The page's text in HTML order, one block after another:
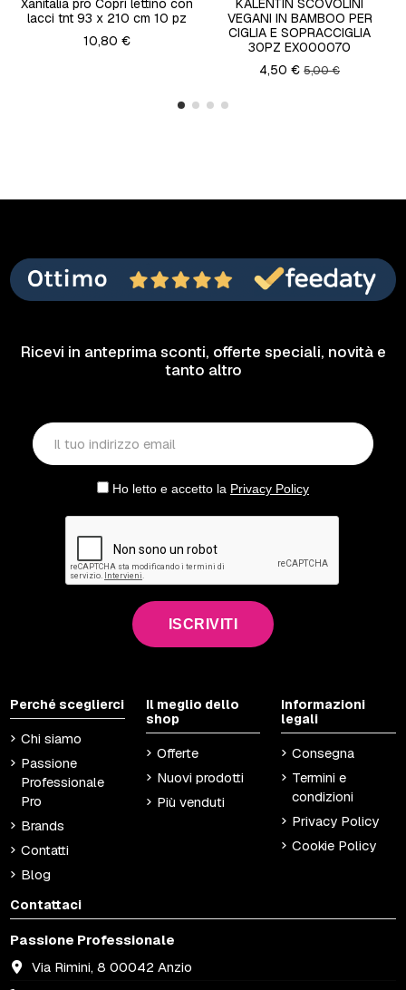
Xanitalia pro Copri lettino con
lacci tnt 93 x 210 cm 10 pz
10,80 €
KALENTIN SCOVOLINI
VEGANI IN BAMBOO PER
CIGLIA E SOPRACCIGLIA
30PZ EX000070
4,50 €5,00 €
Ricevi in anteprima sconti, offerte speciali, novità e
tanto altro
Ho letto e accetto la Privacy Policy
ISCRIVITI
Perché sceglierci
Chi siamo
Passione
Professionale
Pro
Brands
Contatti
Blog
Il meglio dello
shop
Offerte
Nuovi prodotti
Più venduti
Informazioni
legali
Consegna
Termini e
condizioni
Privacy Policy
Cookie Policy
Contattaci
Passione Professionale
Via Rimini, 8 00042 Anzio